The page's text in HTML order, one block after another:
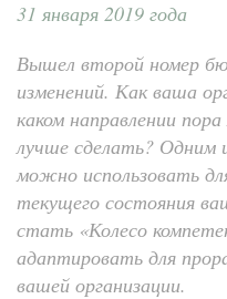
31 января 2019 года
Вышел второй номер
изменений. Как ваша
каком направлении
лучше сделать? Одним
можно использовать
текущего состояния
стать «Колесо
адаптировать для
вашей организации.